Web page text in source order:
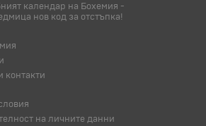
календар на Бохемия -
нов код за отстъпка!
контакти
на личните данни